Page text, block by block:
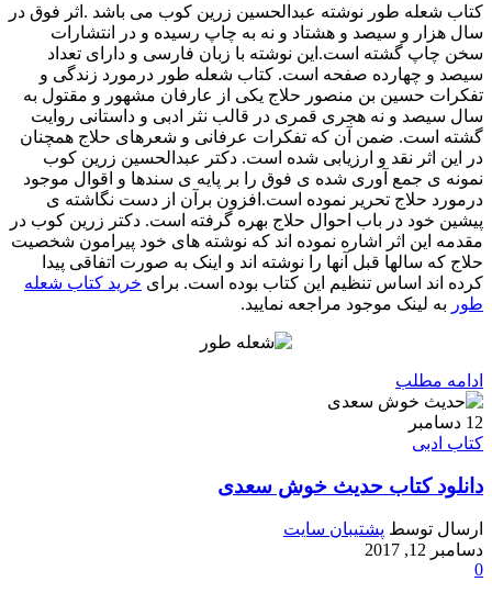
کتاب شعله طور نوشته عبدالحسین زرین کوب می باشد .اثر فوق در
سال هزار و سیصد و هشتاد و نه به چاپ رسیده و در انتشارات
سخن چاپ گشته است.این نوشته با زبان فارسی و دارای تعداد
سیصد و چهارده صفحه است. کتاب شعله طور درمورد زندگی و
تفکرات حسین‌ بن‌ منصور حلاج یکی از عارفان مشهور و مقتول به
سال سیصد و نه هجری قمری در قالب نثر ادبی و داستانی روایت
گشته است. ضمن آن كه تفکرات عرفانی و شعرهای حلاج همچنان
در این اثر نقد و ارزیابی شده است. دكتر عبدالحسین زرین کوب
نمونه ی جمع آوری شده ی فوق را بر پایه ی سندها و اقوال موجود
درمورد حلاج تحریر نموده است.افزون برآن از دست نگاشته ی
پیشین خود در باب احوال حلاج بهره گرفته است. دکتر زرین کوب در
مقدمه این اثر اشاره نموده اند که نوشته های خود پیرامون شخصیت
حلاج که سالها قبل آنها را نوشته اند و اینک به صورت اتفاقی پیدا
کرده اند اساس تنظیم این کتاب بوده است. برای خرید کتاب شعله
طور به لینک موجود مراجعه نمایید.
ادامه مطلب
12 دسامبر
کتاب ادبی
دانلود کتاب حدیث خوش سعدی
ارسال توسط پشتیبان سایت
دسامبر 12, 2017
0